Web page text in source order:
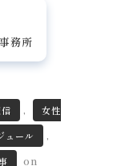
務所
,
女性
ュール ,
on